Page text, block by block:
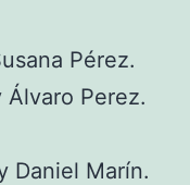
Pérez.
Perez.
Daniel Marín.